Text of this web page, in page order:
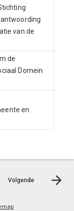
van de
de
Domein
en
Volgende